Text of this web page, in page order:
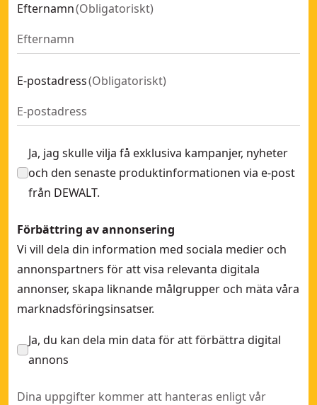
Efternamn(Obligatoriskt)
E-postadress(Obligatoriskt)
Ja, jag skulle vilja få exklusiva kampanjer, nyheter
och den senaste produktinformationen via e-post
från DEWALT.
Förbättring av annonsering
Vi vill dela din information med sociala medier och
annonspartners för att visa relevanta digitala
annonser, skapa liknande målgrupper och mäta våra
marknadsföringsinsatser.
Ja, du kan dela min data för att förbättra digital
annons
Dina uppgifter kommer att hanteras enligt vår